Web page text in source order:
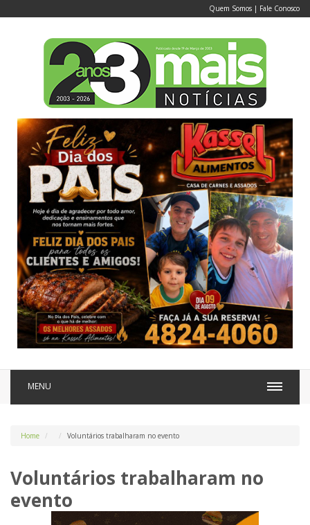
Quem Somos | Fale Conosco
MENU
Home Voluntários trabalharam no evento
Voluntários trabalharam no
evento